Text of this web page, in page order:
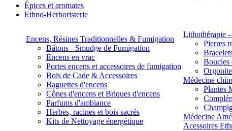
Épices et aromates
Ethno-Herboristerie
Encens, Résines Traditionnelles & Fumigation
Bâtons - Smudge de Fumigation
Encens en vrac
Portes encens et accessoires de fumigation
Bois de Cade & Accessoires
Baguettes d'encens
Cônes d'encens et Briques d'encens
Parfums d'ambiance
Herbes, racines et bois sacrés
Kits de Nettoyage énergétique
Lithothérapie -
Pierres
Boucles
Médecine
Plantes
Médecine
Acessoires